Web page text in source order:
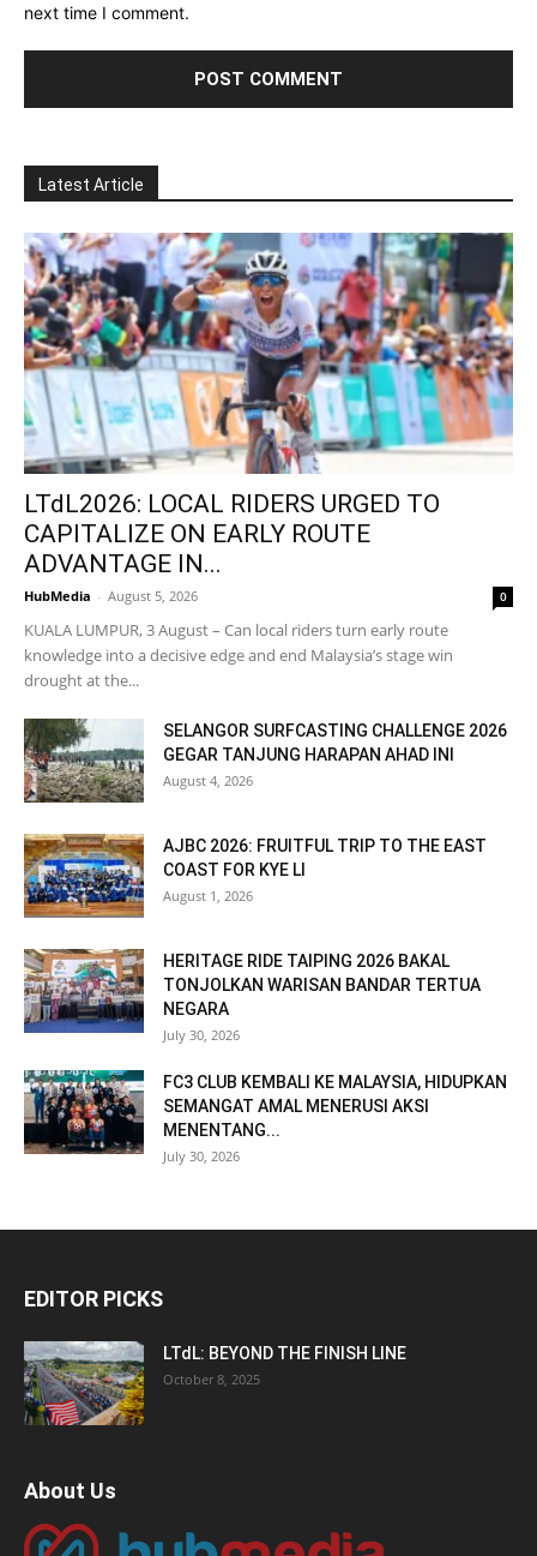
next time I comment.
Latest Article
LTdL2026: LOCAL RIDERS URGED TO
CAPITALIZE ON EARLY ROUTE
ADVANTAGE IN...
HubMedia - August 5, 2026 0
KUALA LUMPUR, 3 August – Can local riders turn early route
knowledge into a decisive edge and end Malaysia’s stage win
drought at the...
SELANGOR SURFCASTING CHALLENGE 2026
GEGAR TANJUNG HARAPAN AHAD INI
August 4, 2026
AJBC 2026: FRUITFUL TRIP TO THE EAST
COAST FOR KYE LI
August 1, 2026
HERITAGE RIDE TAIPING 2026 BAKAL
TONJOLKAN WARISAN BANDAR TERTUA
NEGARA
July 30, 2026
FC3 CLUB KEMBALI KE MALAYSIA, HIDUPKAN
SEMANGAT AMAL MENERUSI AKSI
MENENTANG...
July 30, 2026
EDITOR PICKS
LTdL: BEYOND THE FINISH LINE
October 8, 2025
About Us